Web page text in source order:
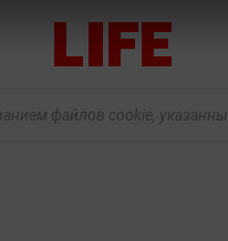
файлов cookie,